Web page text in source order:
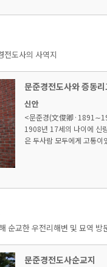
도사의 사역지
문준경전도사와 증동
신안
<문준경(文俊卿
1908년 17세의 나이에 신
은 두사람 모두에게 고통
순교한 우전리해변 및 묘역 방
문준경전도사순교지